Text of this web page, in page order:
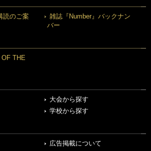
読のご案
雑誌『Number』バックナン
バー
OF THE
大会から探す
学校から探す
広告掲載について